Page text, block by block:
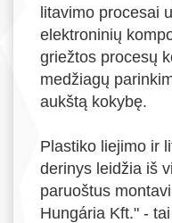
litavimo procesai
elektroninių
griežtos procesų
medžiagų
aukštą kokybę.
Plastiko liejimo ir
derinys leidžia iš
paruoštus
Hungária Kft." -